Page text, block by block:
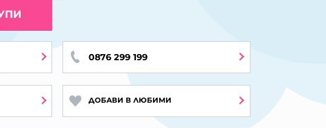
0876 299 199
ДОБАВИ В ЛЮБИМИ